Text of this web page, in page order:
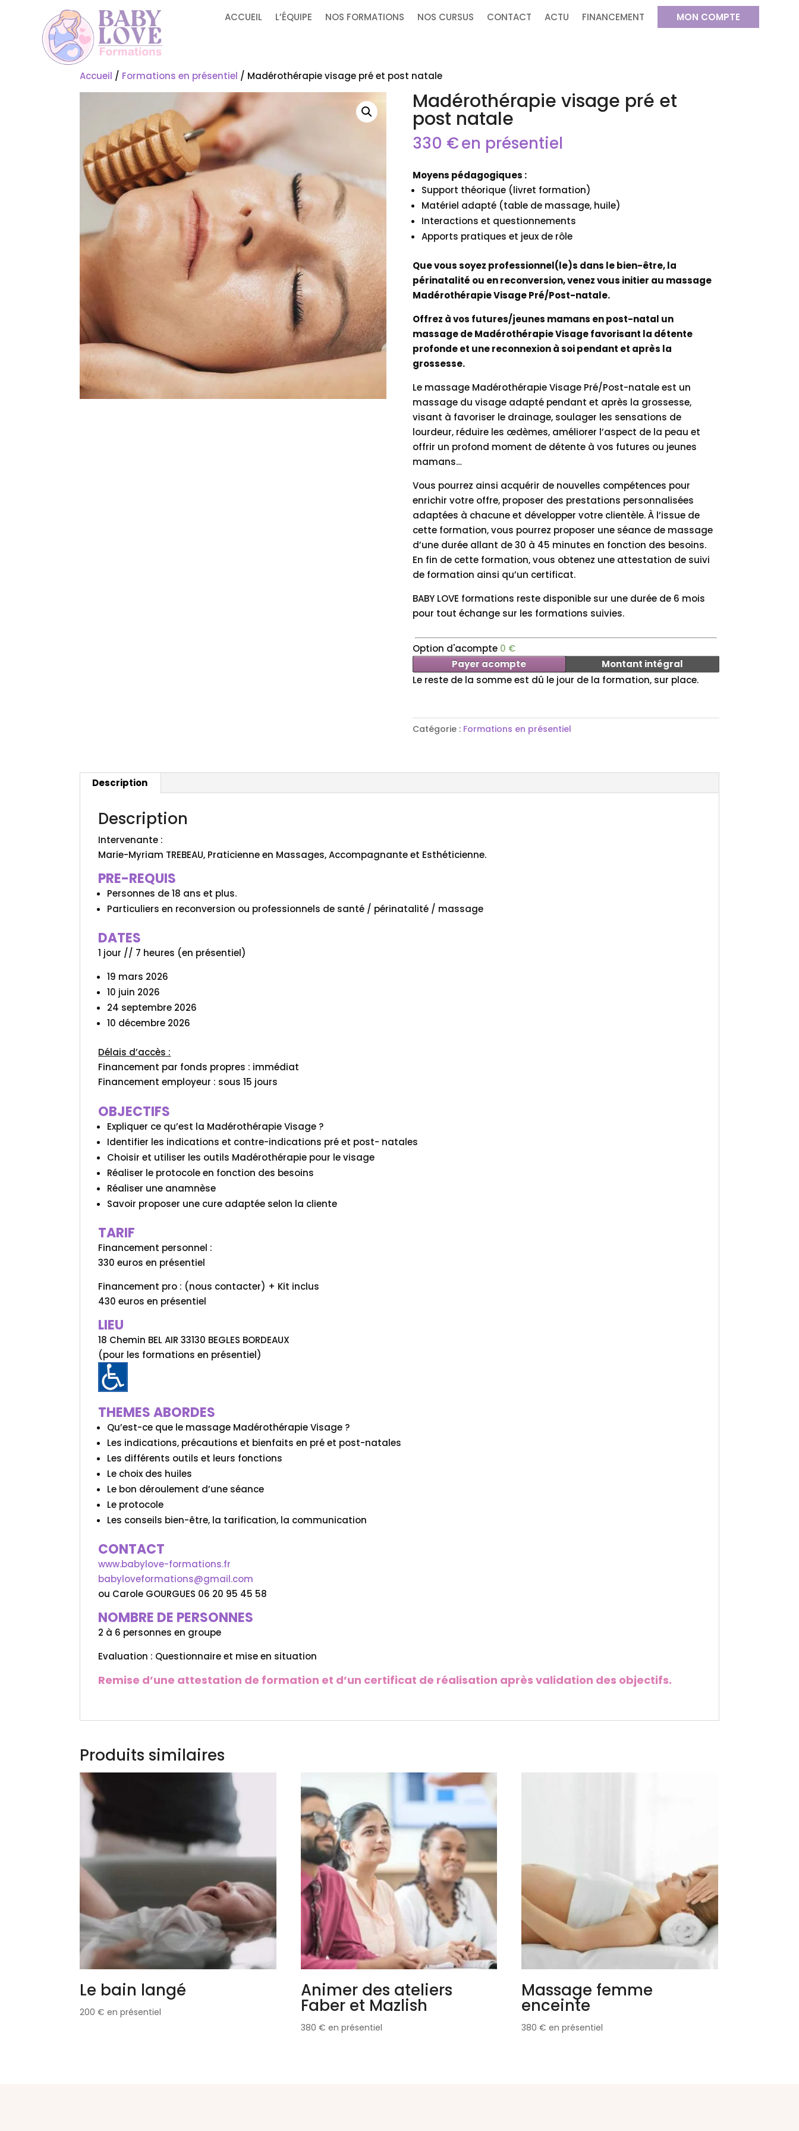
ACCUEIL L’ÉQUIPE NOS FORMATIONS NOS CURSUS CONTACT ACTU FINANCEMENT MON COMPTE
Accueil / Formations en présentiel / Madérothérapie visage pré et post natale
Madérothérapie visage pré et
post natale
330 €en présentiel
Moyens pédagogiques :
Support théorique (livret formation)
Matériel adapté (table de massage, huile)
Interactions et questionnements
Apports pratiques et jeux de rôle
Que vous soyez professionnel(le)s dans le bien-être, la
périnatalité ou en reconversion, venez vous initier au massage
Madérothérapie Visage Pré/Post-natale.
Offrez à vos futures/jeunes mamans en post-natal un
massage de Madérothérapie Visage favorisant la détente
profonde et une reconnexion à soi pendant et après la
grossesse.
Le massage Madérothérapie Visage Pré/Post-natale est un
massage du visage adapté pendant et après la grossesse,
visant à favoriser le drainage, soulager les sensations de
lourdeur, réduire les œdèmes, améliorer l’aspect de la peau et
offrir un profond moment de détente à vos futures ou jeunes
mamans…
Vous pourrez ainsi acquérir de nouvelles compétences pour
enrichir votre offre, proposer des prestations personnalisées
adaptées à chacune et développer votre clientèle. À l’issue de
cette formation, vous pourrez proposer une séance de massage
d’une durée allant de 30 à 45 minutes en fonction des besoins.
En fin de cette formation, vous obtenez une attestation de suivi
de formation ainsi qu’un certificat.
BABY LOVE formations reste disponible sur une durée de 6 mois
pour tout échange sur les formations suivies.
Option d'acompte 0 €
Payer acompte
Montant intégral
Le reste de la somme est dû le jour de la formation, sur place.
Catégorie : Formations en présentiel
Description
Description
Intervenante :
Marie-Myriam TREBEAU, Praticienne en Massages, Accompagnante et Esthéticienne.
PRE-REQUIS
Personnes de 18 ans et plus.
Particuliers en reconversion ou professionnels de santé / périnatalité / massage
DATES
1 jour // 7 heures (en présentiel)
19 mars 2026
10 juin 2026
24 septembre 2026
10 décembre 2026
Délais d’accès :
Financement par fonds propres : immédiat
Financement employeur : sous 15 jours
OBJECTIFS
Expliquer ce qu’est la Madérothérapie Visage ?
Identifier les indications et contre-indications pré et post- natales
Choisir et utiliser les outils Madérothérapie pour le visage
Réaliser le protocole en fonction des besoins
Réaliser une anamnèse
Savoir proposer une cure adaptée selon la cliente
TARIF
Financement personnel :
330 euros en présentiel
Financement pro : (nous contacter) + Kit inclus
430 euros en présentiel
LIEU
18 Chemin BEL AIR 33130 BEGLES BORDEAUX
(pour les formations en présentiel)
THEMES ABORDES
Qu’est-ce que le massage Madérothérapie Visage ?
Les indications, précautions et bienfaits en pré et post-natales
Les différents outils et leurs fonctions
Le choix des huiles
Le bon déroulement d’une séance
Le protocole
Les conseils bien-être, la tarification, la communication
CONTACT
www.babylove-formations.fr
babyloveformations@gmail.com
ou Carole GOURGUES 06 20 95 45 58
NOMBRE DE PERSONNES
2 à 6 personnes en groupe
Evaluation : Questionnaire et mise en situation
Remise d’une attestation de formation et d’un certificat de réalisation après validation des objectifs.
Produits similaires
Le bain langé
200€ en présentiel
Animer des ateliers
Faber et Mazlish
380 € en présentiel
Massage femme
enceinte
380€ en présentiel